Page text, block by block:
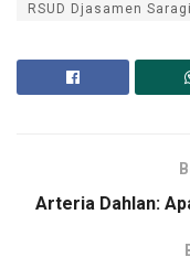
RSUD Djasamen
Arteria Dahlan: